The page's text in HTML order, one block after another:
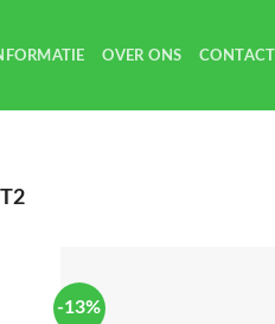
OVER ONS CONTACT
-13%